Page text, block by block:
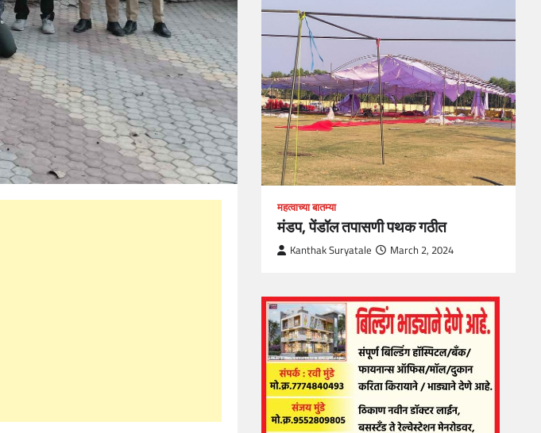
महत्वाच्या बातम्या
What Is a Front-End Developer?
How to Become One, Salary, Skills
Kanthak Suryatale April 30, 2021
महत्वाच्या बातम्या
मंडप, पेंडॉल तपासणी पथक गठीत
Kanthak Suryatale March 2, 2024